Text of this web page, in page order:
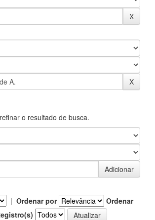
o resultado de busca.
| Ordenar por
Ordenar